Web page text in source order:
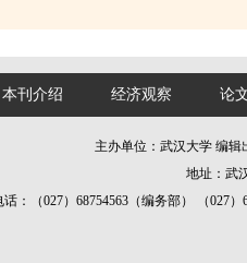
本刊介绍 经济观察 论
主办单位：武汉大学 编
地址：武
话：（027）68754563（编务部） （027